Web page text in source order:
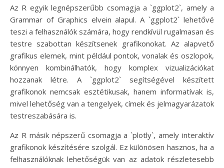
Az R egyik legnépszerűbb csomagja a `ggplot2`, amely a
Grammar of Graphics elvein alapul. A `ggplot2` lehetővé
teszi a felhasználók számára, hogy rendkívül rugalmasan és
testre szabottan készítsenek grafikonokat. Az alapvető
grafikus elemek, mint például pontok, vonalak és oszlopok,
könnyen kombinálhatók, hogy komplex vizualizációkat
hozzanak létre. A `ggplot2` segítségével készített
grafikonok nemcsak esztétikusak, hanem informatívak is,
mivel lehetőség van a tengelyek, címek és jelmagyarázatok
testreszabására is.
Az R másik népszerű csomagja a `plotly`, amely interaktív
grafikonok készítésére szolgál. Ez különösen hasznos, ha a
felhasználóknak lehetőségük van az adatok részletesebb